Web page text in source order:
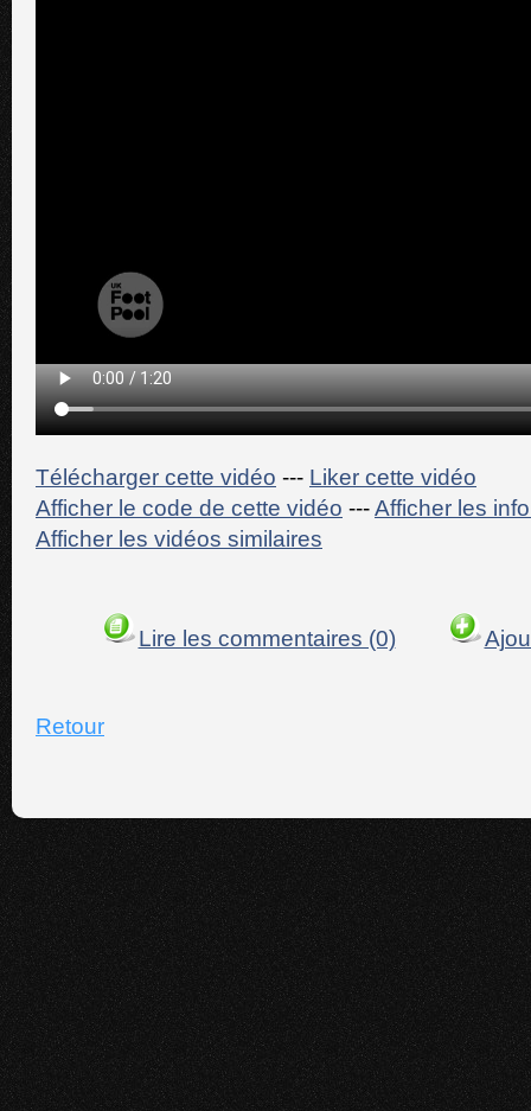
Télécharger cette vidéo --- Liker cette vidéo
Afficher le code de cette vidéo ---Afficher les
Afficher les vidéos similaires
Lire les commentaires (0)
Retour